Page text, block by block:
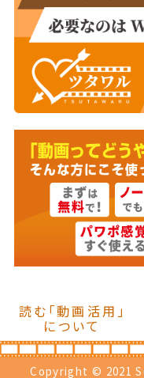
読む「動画活用」
について
Copyright © 2021